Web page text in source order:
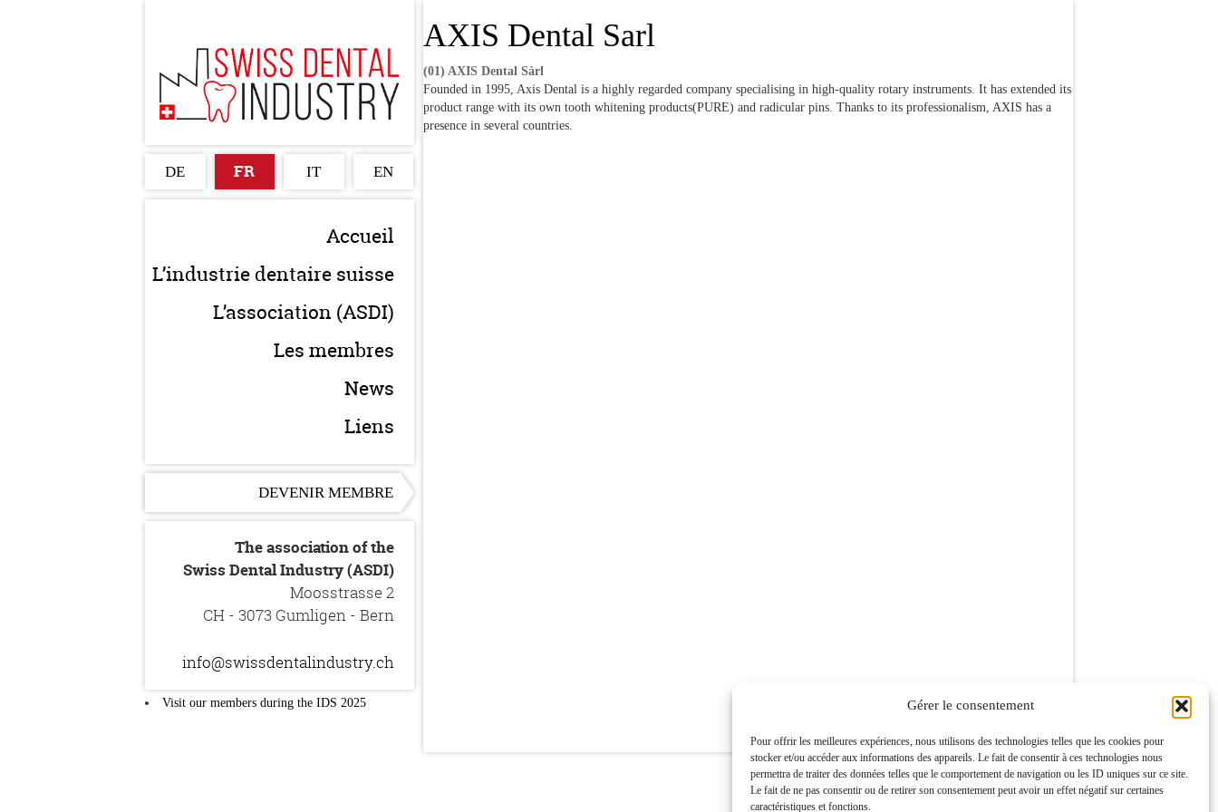
Gérer le consentement
Pour offrir les meilleures expériences, nous utilisons des technologies telles que les cookies pour
stocker et/ou accéder aux informations des appareils. Le fait de consentir à ces technologies nous
permettra de traiter des données telles que le comportement de navigation ou les ID uniques sur ce site.
Le fait de ne pas consentir ou de retirer son consentement peut avoir un effet négatif sur certaines
caractéristiques et fonctions.
DE FR IT EN
Accueil
L’industrie dentaire suisse
L’association (ASDI)
Les membres
News
Liens
DEVENIR MEMBRE
The association of the
Swiss Dental Industry (ASDI)
Moosstrasse 2
CH - 3073 Gumligen - Bern
info@swissdentalindustry.ch
Visit our members during the IDS 2025
AXIS Dental Sarl
(01) AXIS Dental Sàrl
Founded in 1995, Axis Dental is a highly regarded company specialising in high-quality rotary instruments. It has extended its
product range with its own tooth whitening products(PURE) and radicular pins. Thanks to its professionalism, AXIS has a
presence in several countries.